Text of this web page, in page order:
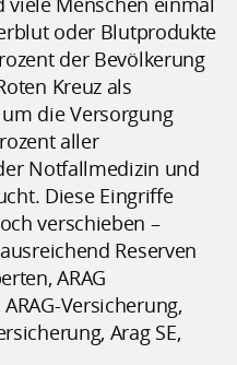
oder Blutprodukte
der Bevölkerung
Kreuz als
die Versorgung
aller
Notfallmedizin und
Diese Eingriffe
verschieben –
Reserven
ARAG
Versicherung,
Arag SE,